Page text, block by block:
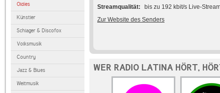
Oldies
Künstler
Schlager & Discofox
Volksmusik
Country
Jazz & Blues
Weltmusik
Streamqualität
bis zu 192 kbit/s Live-
Zur Website des Senders
WER RADIO LATINA HÖRT,